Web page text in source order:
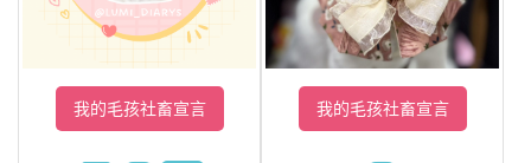
我的毛孩社畜宣言 我的毛孩社畜宣言